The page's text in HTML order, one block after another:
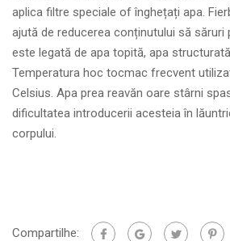
aplica filtre speciale of înghețați apa.
ajută de reducerea conținutului să săruri
este legată de apa topită, apa
Temperatura hoc tocmac frecvent
Celsius. Apa prea reavăn oare stârni
dificultatea introducerii acesteia în
corpului.
Compartilhe: